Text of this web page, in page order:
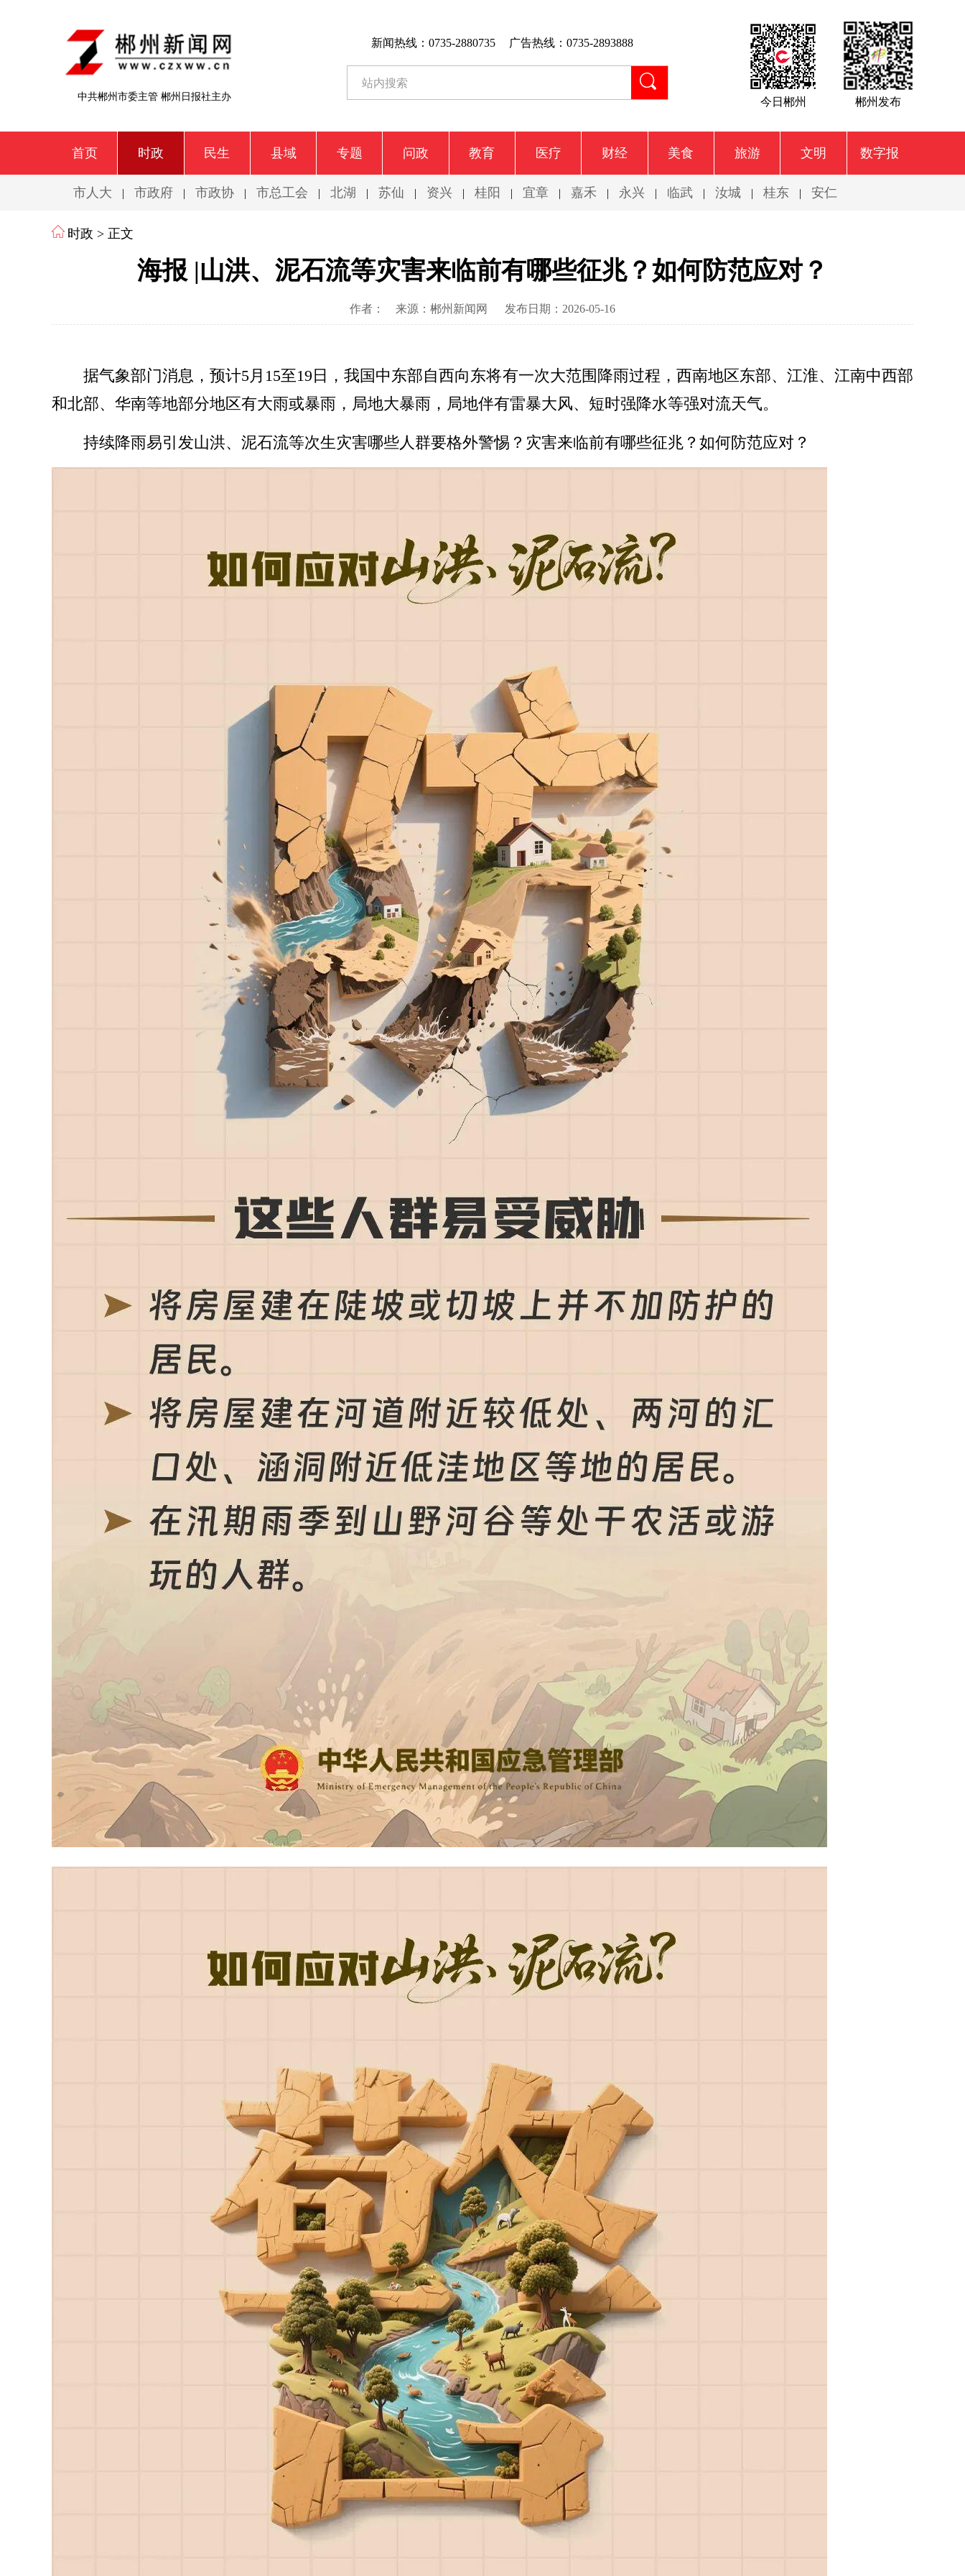
中共郴州市委主管 郴州日报社主办
新闻热线：0735-2880735 广告热线：0735-2893888
今日郴州 郴州发布
首页 时政 民生 县域 专题 问政 教育 医疗 财经 美食 旅游 文明 数字报
市人大 | 市政府 | 市政协 | 市总工会 | 北湖 | 苏仙 | 资兴 | 桂阳 | 宜章 | 嘉禾 | 永兴 | 临武 | 汝城 | 桂东 | 安仁
时政 > 正文
海报 |山洪、泥石流等灾害来临前有哪些征兆？如何防范应对？
作者： 来源：郴州新闻网 发布日期：2026-05-16
据气象部门消息，预计5月15至19日，我国中东部自西向东将有一次大范围降雨过程，西南地区东部、江淮、江南中西部
和北部、华南等地部分地区有大雨或暴雨，局地大暴雨，局地伴有雷暴大风、短时强降水等强对流天气。
持续降雨易引发山洪、泥石流等次生灾害哪些人群要格外警惕？灾害来临前有哪些征兆？如何防范应对？